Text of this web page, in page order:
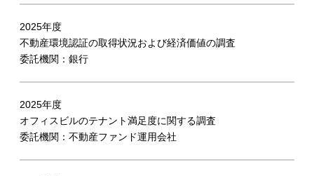
2025年度
不動産環境認証の取得状況および経済価値の調査
委託機関：銀行
2025年度
オフィスビルのテナント満足度に関する調査
委託機関：不動産ファンド運用会社